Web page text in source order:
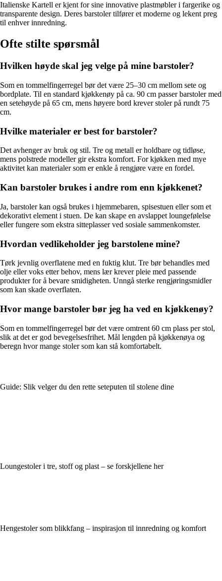
Italienske Kartell er kjent for sine innovative plastmøbler i fargerike og
transparente design. Deres barstoler tilfører et moderne og lekent preg
til enhver innredning.
Ofte stilte spørsmål
Hvilken høyde skal jeg velge på mine barstoler?
Som en tommelfingerregel bør det være 25–30 cm mellom sete og
bordplate. Til en standard kjøkkenøy på ca. 90 cm passer barstoler med
en setehøyde på 65 cm, mens høyere bord krever stoler på rundt 75
cm.
Hvilke materialer er best for barstoler?
Det avhenger av bruk og stil. Tre og metall er holdbare og tidløse,
mens polstrede modeller gir ekstra komfort. For kjøkken med mye
aktivitet kan materialer som er enkle å rengjøre være en fordel.
Kan barstoler brukes i andre rom enn kjøkkenet?
Ja, barstoler kan også brukes i hjemmebaren, spisestuen eller som et
dekorativt element i stuen. De kan skape en avslappet loungefølelse
eller fungere som ekstra sitteplasser ved sosiale sammenkomster.
Hvordan vedlikeholder jeg barstolene mine?
Tørk jevnlig overflatene med en fuktig klut. Tre bør behandles med
olje eller voks etter behov, mens lær krever pleie med passende
produkter for å bevare smidigheten. Unngå sterke rengjøringsmidler
som kan skade overflaten.
Hvor mange barstoler bør jeg ha ved en kjøkkenøy?
Som en tommelfingerregel bør det være omtrent 60 cm plass per stol,
slik at det er god bevegelsesfrihet. Mål lengden på kjøkkenøya og
beregn hvor mange stoler som kan stå komfortabelt.
Guide: Slik velger du den rette seteputen til stolene dine
Loungestoler i tre, stoff og plast – se forskjellene her
Hengestoler som blikkfang – inspirasjon til innredning og komfort